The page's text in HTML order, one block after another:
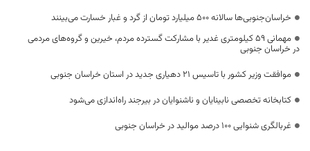
خراسان‌جنوبی‌ها سالانه ۵۰۰ میلیارد تومان از گرد و غبار خسارت می‌بینند
مهمانی ۵۹ کیلومتری غدیر با مشارکت گسترده مردم، خیرین و گروه‌های مردمی
در خراسان جنوبی
موافقت وزیر کشور با تاسیس 21 دهیاری جدید در استان خراسان جنوبی
کتابخانه تخصصی نابینایان و ناشنوایان در بیرجند راه‌اندازی می‌شود
غربالگری شنوایی ۱۰۰ درصد موالید در خراسان جنوبی